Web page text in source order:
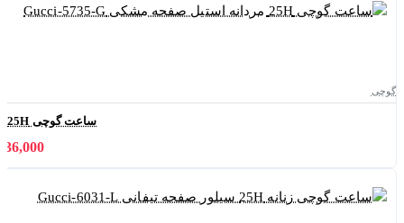
گوچی
ساعت گوچی 25H مردانه استیل صفحه مشکی Gucci-5735-G
11,036,000